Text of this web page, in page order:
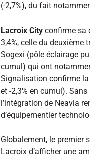
(-2,7%), du fait
Lacroix City confirme sa
3,4%, celle du deuxième
Sogexi (pôle éclairage
cumul) qui ont
Signalisation confirme la
et -2,3% en cumul).
l’intégration de Neavia
d’équipementier
Globalement, le premier
Lacroix d’afficher une